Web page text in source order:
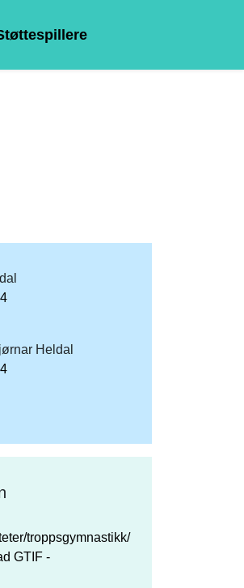
Heldal
troppsgymnastikk/
GTIF -